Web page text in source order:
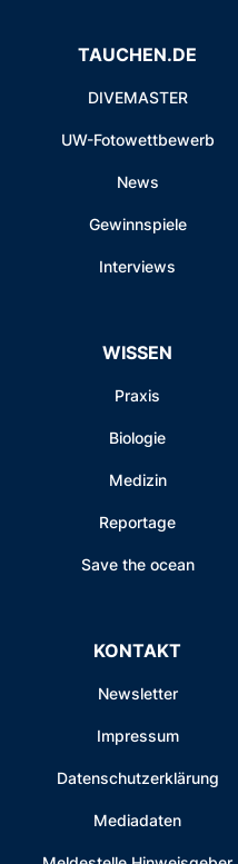
TAUCHEN.DE
DIVEMASTER
UW-Fotowettbewerb
News
Gewinnspiele
Interviews
WISSEN
Praxis
Biologie
Medizin
Reportage
Save the ocean
KONTAKT
Newsletter
Impressum
Datenschutzerklärung
Mediadaten